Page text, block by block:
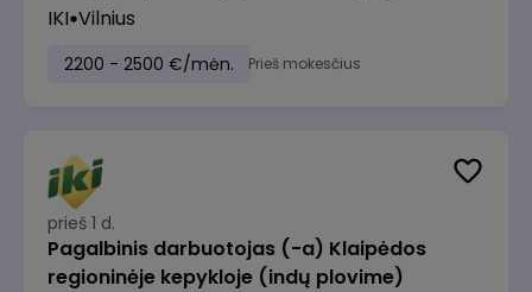
IKI Vilnius
2200 - 2500 €/mėn. Prieš mokesčius
prieš 1 d.
Pagalbinis darbuotojas (-a) Klaipėdos
regioninėje kepykloje (indų plovime)